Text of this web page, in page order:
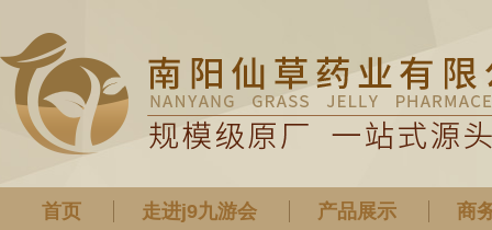
首页 走进j9九游会 产品展示 商